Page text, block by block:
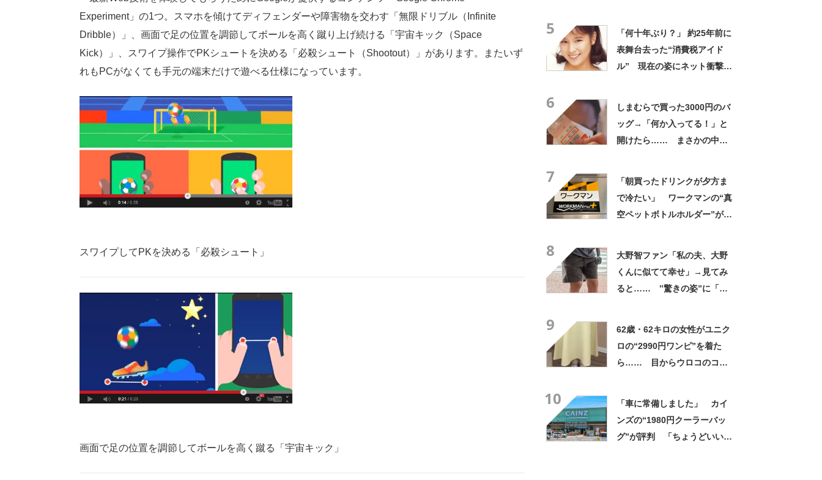
Experiment」の1つ。スマホを傾けてディフェンダーや障害物を交わす「無限ドリブル（Infinite
Dribble）」、画面で足の位置を調節してボールを高く蹴り上げ続ける「宇宙キック（Space
Kick）」、スワイプ操作でPKシュートを決める「必殺シュート（Shootout）」があります。またいず
れもPCがなくても手元の端末だけで遊べる仕様になっています。
スワイプしてPKを決める「必殺シュート」
画面で足の位置を調節してボールを高く蹴る「宇宙キック」
5
「何十年ぶり？」 約25年前に
表舞台去った“消費税アイド
ル” 現在の姿にネット衝撃
6
しまむらで買った3000円のバ
ッグ→「何か入ってる！」と
開けたら…… まさかの中身
7
「朝買ったドリンクが夕方ま
で冷たい」 ワークマンの“真
空ペットボトルホルダー”が大
8
大野智ファン「私の夫、大野
くんに似てて幸せ」→見てみ
ると…… ‟驚きの姿”に「最
9
62歳・62キロの女性がユニク
ロの“2990円ワンピ”を着た
ら…… 目からウロコのコー
10
「車に常備しました」 カイ
ンズの“1980円クーラーバッ
グ”が評判 「ちょうどいい大